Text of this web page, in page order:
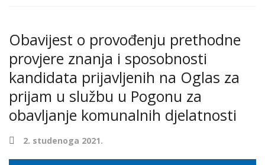
Obavijest o provođenju prethodne
provjere znanja i sposobnosti
kandidata prijavljenih na Oglas za
prijam u službu u Pogonu za
obavljanje komunalnih djelatnosti
2. studenoga 2021.